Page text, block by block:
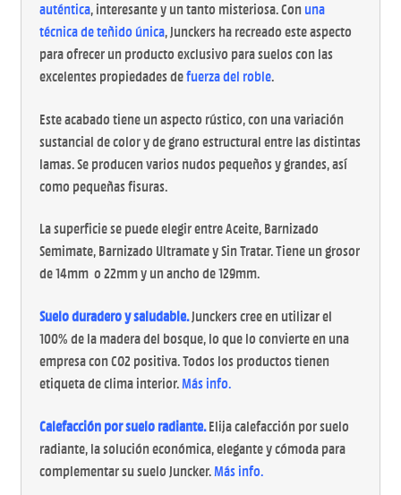
auténtica, interesante y un tanto misteriosa. Con una
técnica de teñido única, Junckers ha recreado este aspecto
para ofrecer un producto exclusivo para suelos con las
excelentes propiedades defuerza del roble.
Este acabado tiene un aspecto rústico, con una variación
sustancial de color y de grano estructural entre las distintas
lamas. Se producen varios nudos pequeños y grandes, así
como pequeñas fisuras.
La superficie se puede elegir entre Aceite, Barnizado
Semimate, Barnizado Ultramate y Sin Tratar. Tiene un grosor
de 14mm o 22mm y un ancho de 129mm.
Suelo duradero y saludable.Junckers cree en utilizar el
100% de la madera del bosque, lo que lo convierte en una
empresa con CO2 positiva. Todos los productos tienen
etiqueta de clima interior.Más info.
Calefacción por suelo radiante.Elija calefacción por suelo
radiante, la solución económica, elegante y cómoda para
complementar su suelo Juncker. Más info.